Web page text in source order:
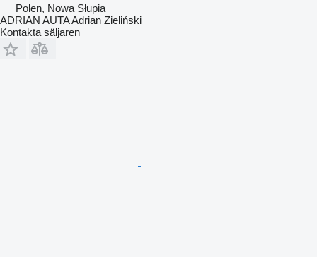
Polen, Nowa Słupia
ADRIAN AUTA Adrian Zieliński
Kontakta säljaren